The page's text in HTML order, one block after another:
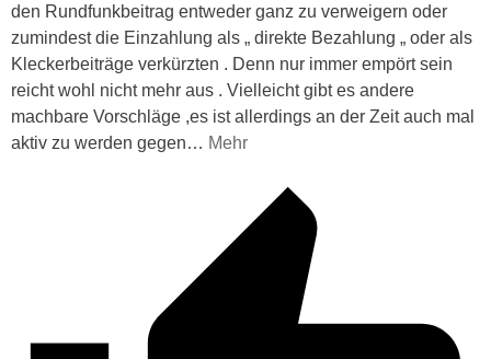
den Rundfunkbeitrag entweder ganz zu verweigern oder
zumindest die Einzahlung als „ direkte Bezahlung „ oder als
Kleckerbeiträge verkürzten . Denn nur immer empört sein
reicht wohl nicht mehr aus . Vielleicht gibt es andere
machbare Vorschläge ,es ist allerdings an der Zeit auch mal
aktiv zu werden gegen… Mehr